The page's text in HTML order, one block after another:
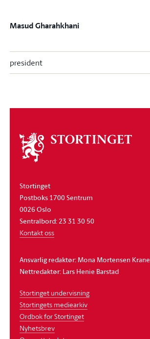
Masud Gharahkhani
president
Om
stortinget
Stortinget
Postboks 1700 Sentrum
0026 Oslo
Sentralbord: 23 31 30 50
Kontakt oss
Ansvarlig redaktør: Mona Mortensen Krane
Nettredaktør: Lars Henie Barstad
Stortinget undervisning
Stortingets mediearkiv
Ordbok for Stortinget
Nyhetsbrev